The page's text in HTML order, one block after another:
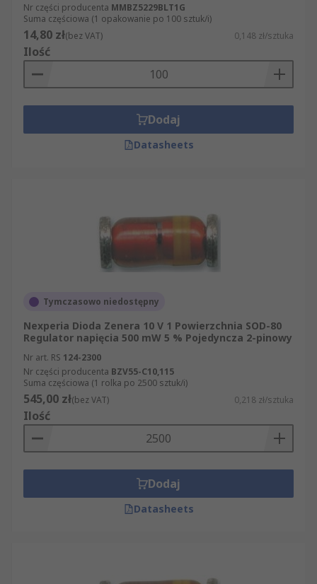
Nr części producenta MMBZ5229BLT1G
Suma częściowa (1 opakowanie po 100 sztuk/i)
14,80 zł(bez VAT) 0,148 zł/sztuka
Ilość
Dodaj
Datasheets
Tymczasowo niedostępny
Nexperia Dioda Zenera 10 V 1 Powierzchnia SOD-80
Regulator napięcia 500 mW 5 % Pojedyncza 2-pinowy
Nr art. RS 124-2300
Nr części producenta BZV55-C10,115
Suma częściowa (1 rolka po 2500 sztuk/i)
545,00 zł(bez VAT) 0,218 zł/sztuka
Ilość
Dodaj
Datasheets